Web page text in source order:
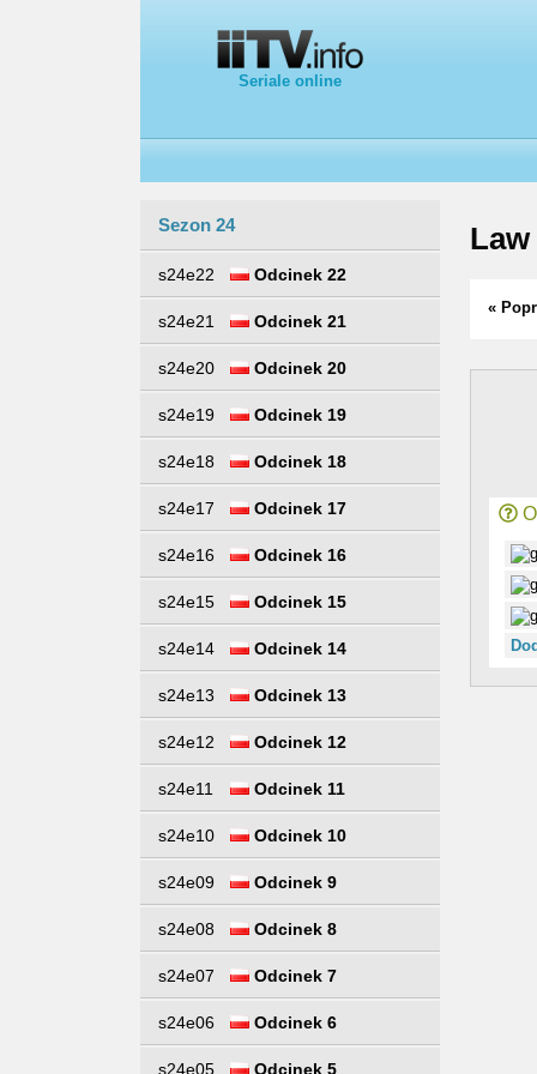
Seriale online
Sezon 24
s24e22 Odcinek 22
s24e21 Odcinek 21
s24e20 Odcinek 20
s24e19 Odcinek 19
s24e18 Odcinek 18
s24e17 Odcinek 17
s24e16 Odcinek 16
s24e15 Odcinek 15
s24e14 Odcinek 14
s24e13 Odcinek 13
s24e12 Odcinek 12
s24e11 Odcinek 11
s24e10 Odcinek 10
s24e09 Odcinek 9
s24e08 Odcinek 8
s24e07 Odcinek 7
s24e06 Odcinek 6
s24e05 Odcinek 5
«